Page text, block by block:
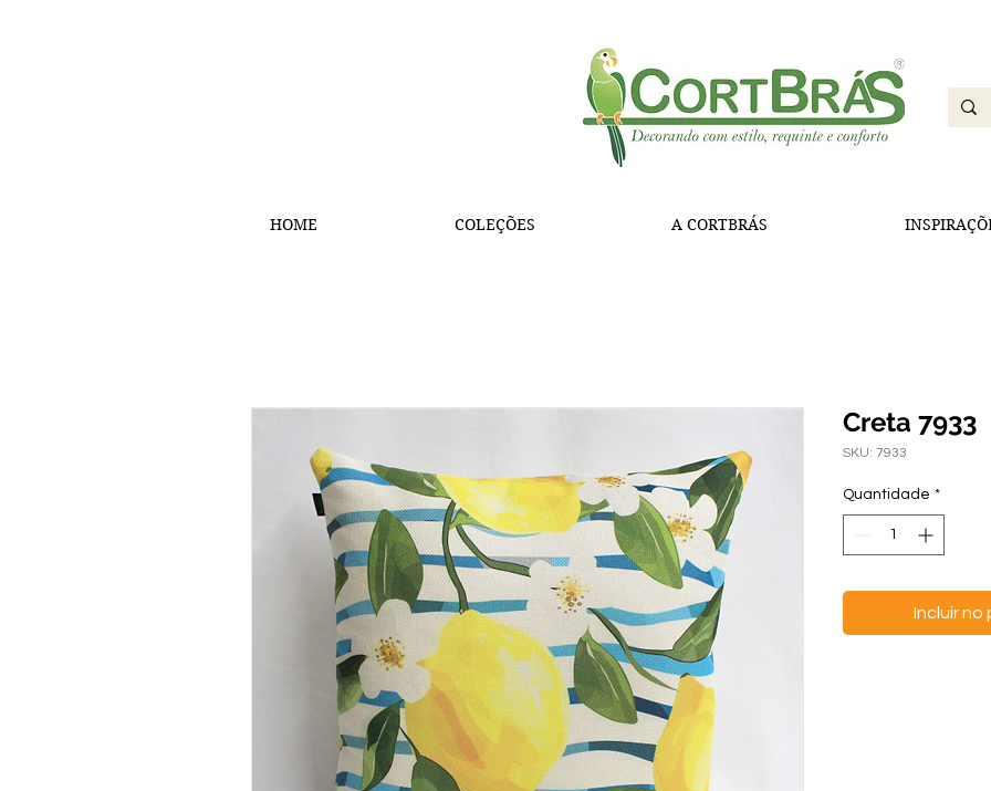
HOME COLEÇÕES A CORTBRÁS
Creta 7933
SKU: 7933
Quantidade *
Incluir